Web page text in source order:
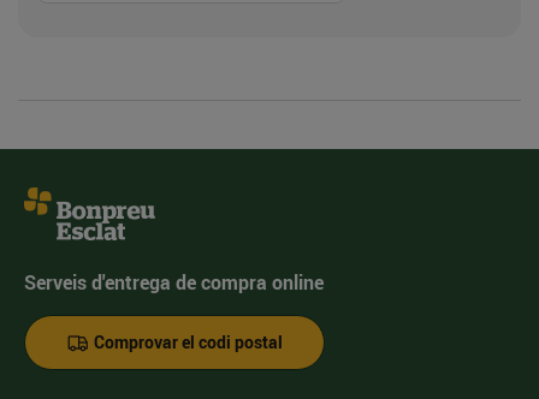
Serveis d'entrega de compra online
Comprovar el codi postal